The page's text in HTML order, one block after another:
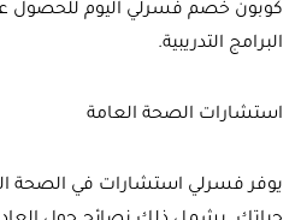
البرامج التدريبية.
استشارات الصحة العامة
يوفر فسرلي استشارات في الصحة